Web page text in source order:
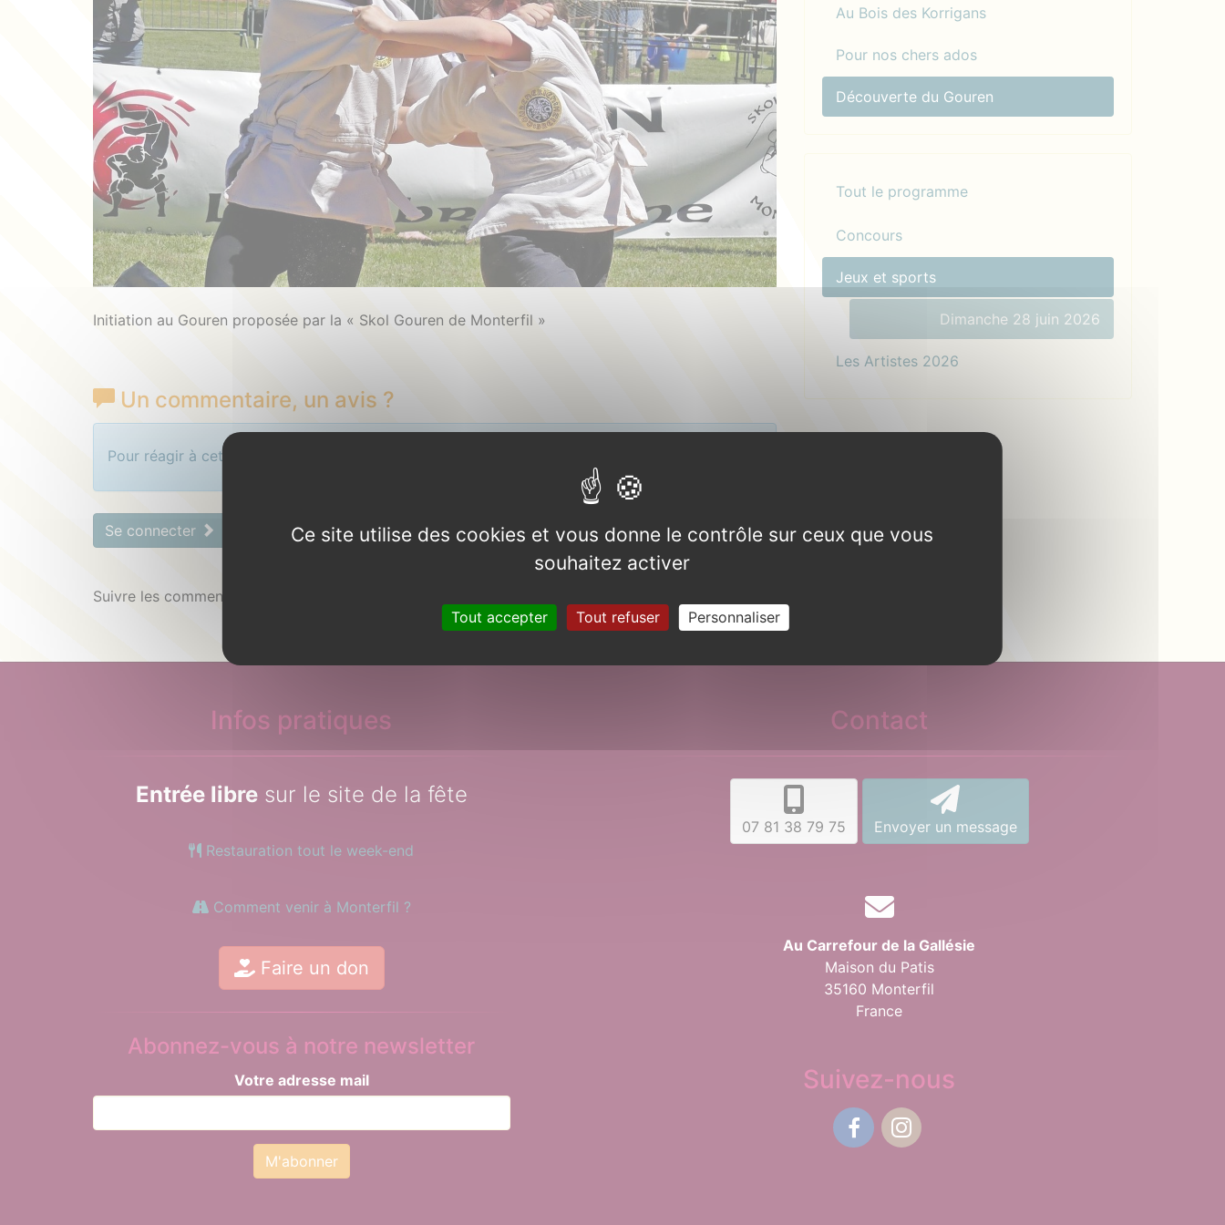
Initiation au Gouren proposée par la « Skol Gouren de Monterfil »
Un commentaire, un avis ?
Identifiez-vous pour commenter
Pour réagir à cet article, vous devez vous enregistrer au préalable.
Se connecter mot de passe oublié ?
Suivre les commentaires :
Au Bois des Korrigans
Pour nos chers ados
Découverte du Gouren
Tout le programme
Concours
Jeux et sports
Dimanche 28 juin 2026
Les Artistes 2026
Infos pratiques
Entrée libresur le site de la fête
Restauration tout le week-end
Comment venir à Monterfil ?
Faire un don
Abonnez-vous à notre newsletter
Votre adresse mail
Contact
07 81 38 79 75 Envoyer un message
Au Carrefour de la Gallésie
Maison du Patis
35160 Monterfil
France
Suivez-nous
Ce site utilise des cookies et vous donne le contrôle sur ceux que vous
souhaitez activer
Tout accepter Tout refuser Personnaliser